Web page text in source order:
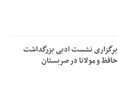
برگزاری نشست ادبی بزرگداشت
حافظ و مولانا در صربستان